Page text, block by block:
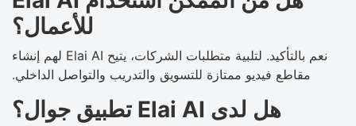
للأعمال؟
نعم بالتأكيد. لتلبية متطلبات الشركات، يتيح Elai AI لهم إنشاء
مقاطع فيديو ممتازة للتسويق والتدريب والتواصل الداخلي.
هل لدى Elai AI تطبيق جوال؟